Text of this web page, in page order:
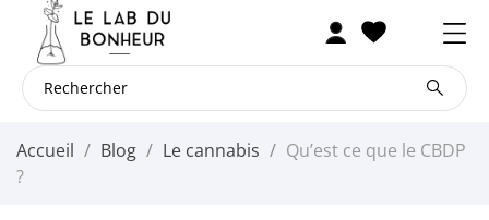
Accueil Blog Le cannabis
Qu’est ce que le CBDP
?